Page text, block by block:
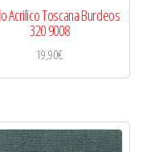
Acrilico Toscana Burdeos
320 9008
19,90€